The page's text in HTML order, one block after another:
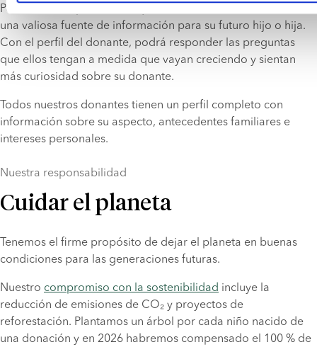
Pero lo más importante es que esta recolección de datos sea
una valiosa fuente de información para su futuro hijo o hija.
Con el perfil del donante, podrá responder las preguntas
que ellos tengan a medida que vayan creciendo y sientan
más curiosidad sobre su donante.
Todos nuestros donantes tienen un perfil completo con
información sobre su aspecto, antecedentes familiares e
intereses personales.
Nuestra responsabilidad
Cuidar el planeta
Tenemos el firme propósito de dejar el planeta en buenas
condiciones para las generaciones futuras.
Nuestro compromiso con la sostenibilidad incluye la
reducción de emisiones de CO₂ y proyectos de
reforestación. Plantamos un árbol por cada niño nacido de
una donación y en 2026 habremos compensado el 100 % de